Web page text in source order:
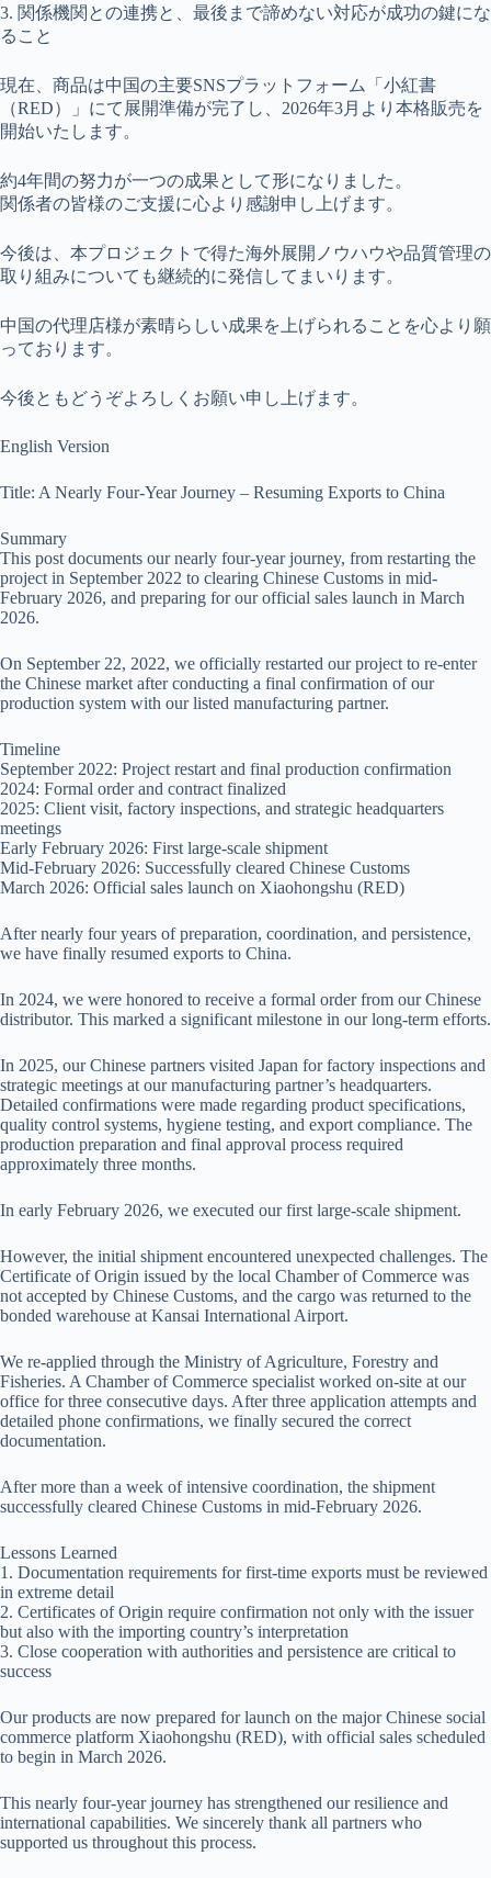
3. 関係機関との連携と、最後まで諦めない対応が成功の鍵にな
ること
現在、商品は中国の主要SNSプラットフォーム「小紅書
（RED）」にて展開準備が完了し、2026年3月より本格販売を
開始いたします。
約4年間の努力が一つの成果として形になりました。
関係者の皆様のご支援に心より感謝申し上げます。
今後は、本プロジェクトで得た海外展開ノウハウや品質管理の
取り組みについても継続的に発信してまいります。
中国の代理店様が素晴らしい成果を上げられることを心より願
っております。
今後ともどうぞよろしくお願い申し上げます。
English Version
Title: A Nearly Four-Year Journey – Resuming Exports to China
Summary
This post documents our nearly four-year journey, from restarting the
project in September 2022 to clearing Chinese Customs in mid-
February 2026, and preparing for our official sales launch in March
2026.
On September 22, 2022, we officially restarted our project to re-enter
the Chinese market after conducting a final confirmation of our
production system with our listed manufacturing partner.
Timeline
September 2022: Project restart and final production confirmation
2024: Formal order and contract finalized
2025: Client visit, factory inspections, and strategic headquarters
meetings
Early February 2026: First large-scale shipment
Mid-February 2026: Successfully cleared Chinese Customs
March 2026: Official sales launch on Xiaohongshu (RED)
After nearly four years of preparation, coordination, and persistence,
we have finally resumed exports to China.
In 2024, we were honored to receive a formal order from our Chinese
distributor. This marked a significant milestone in our long-term efforts.
In 2025, our Chinese partners visited Japan for factory inspections and
strategic meetings at our manufacturing partner’s headquarters.
Detailed confirmations were made regarding product specifications,
quality control systems, hygiene testing, and export compliance. The
production preparation and final approval process required
approximately three months.
In early February 2026, we executed our first large-scale shipment.
However, the initial shipment encountered unexpected challenges. The
Certificate of Origin issued by the local Chamber of Commerce was
not accepted by Chinese Customs, and the cargo was returned to the
bonded warehouse at Kansai International Airport.
We re-applied through the Ministry of Agriculture, Forestry and
Fisheries. A Chamber of Commerce specialist worked on-site at our
office for three consecutive days. After three application attempts and
detailed phone confirmations, we finally secured the correct
documentation.
After more than a week of intensive coordination, the shipment
successfully cleared Chinese Customs in mid-February 2026.
Lessons Learned
1. Documentation requirements for first-time exports must be reviewed
in extreme detail
2. Certificates of Origin require confirmation not only with the issuer
but also with the importing country’s interpretation
3. Close cooperation with authorities and persistence are critical to
success
Our products are now prepared for launch on the major Chinese social
commerce platform Xiaohongshu (RED), with official sales scheduled
to begin in March 2026.
This nearly four-year journey has strengthened our resilience and
international capabilities. We sincerely thank all partners who
supported us throughout this process.